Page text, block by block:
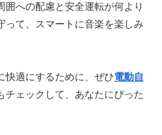
囲への配慮と安全運転が何より
って、スマートに音楽を楽しみ
快適にするために、ぜひ電動自
チェックして、あなたにぴった